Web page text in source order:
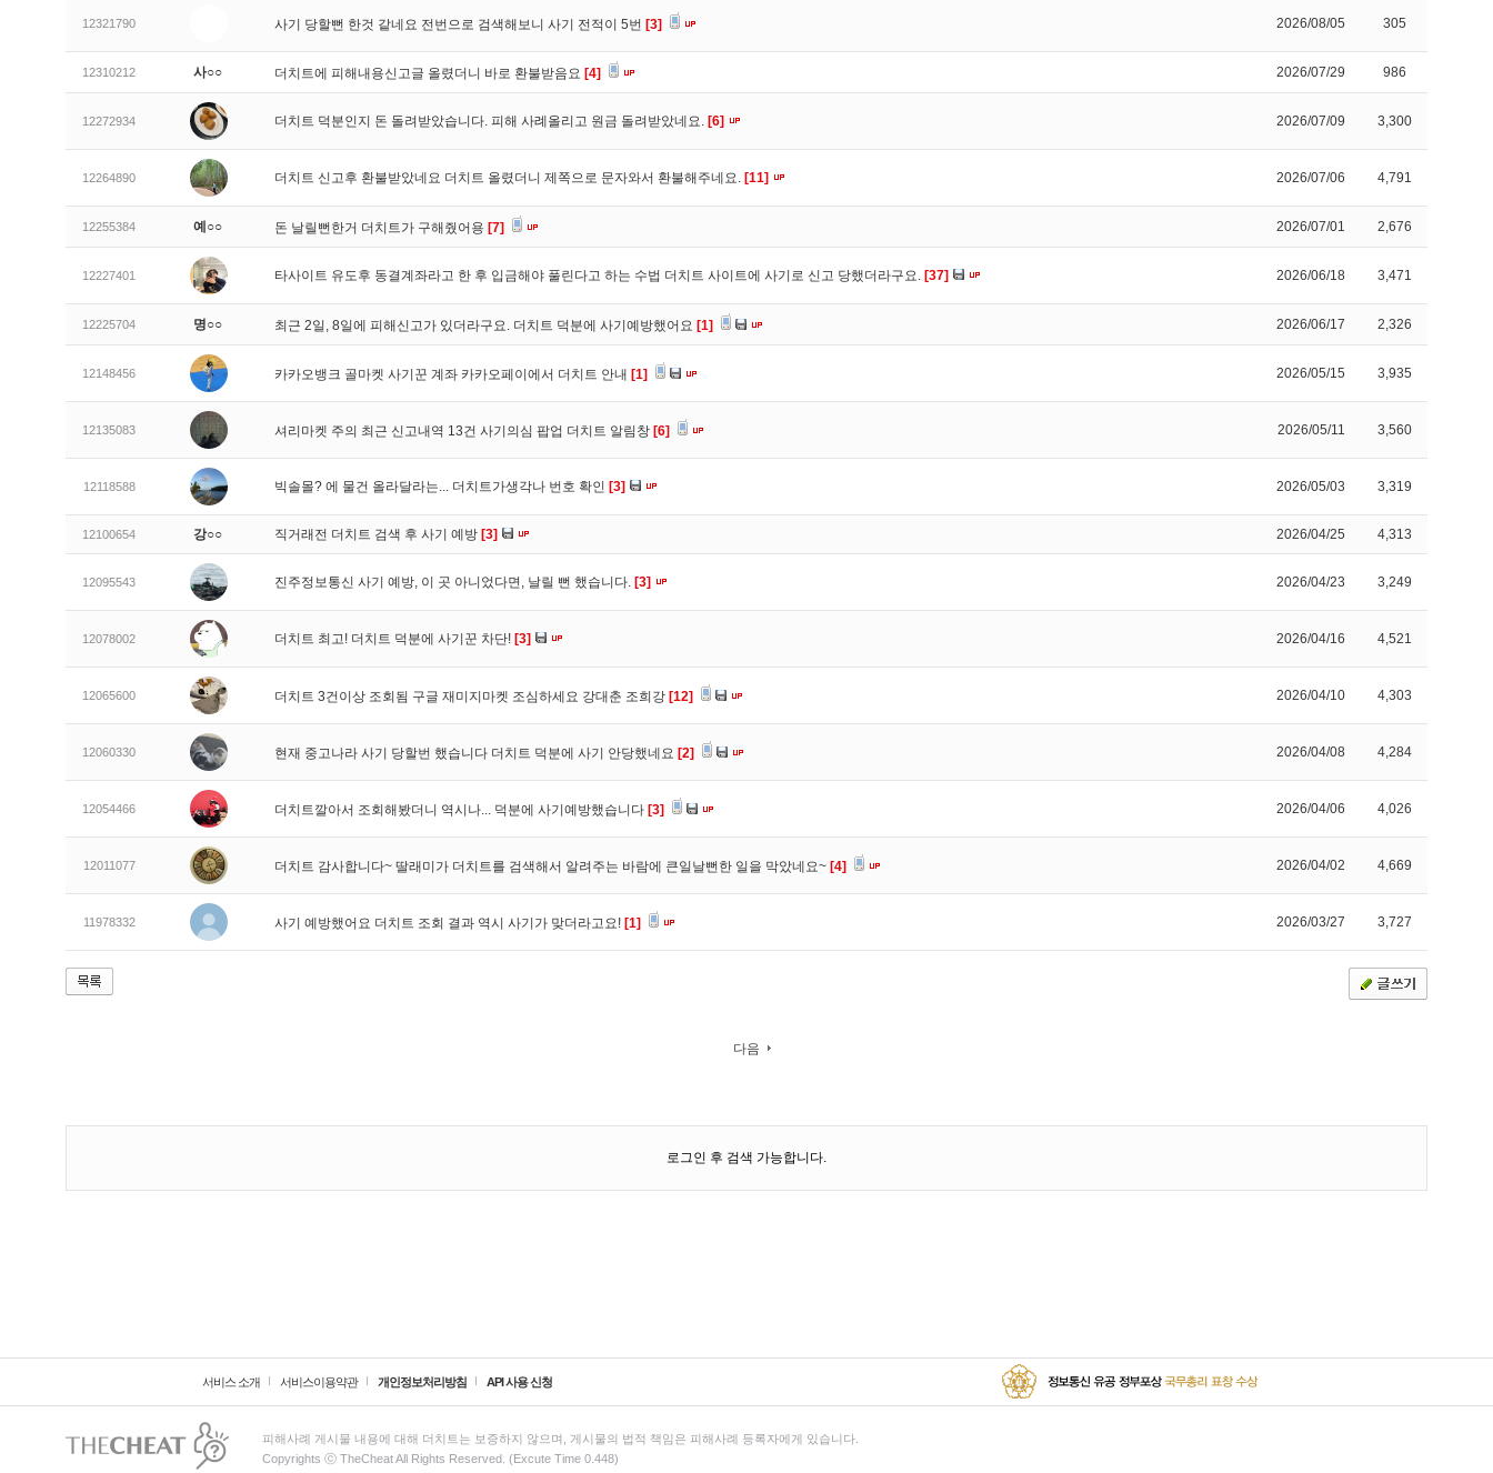
12321790 사기 당할뻔 한것 같네요 전번으로 검색해보니 사기 전적이 5번 [3] 2026/08/05 305
12310212 사○○ 더치트에 피해내용신고글 올렸더니 바로 환불받음요 [4] 2026/07/29 986
12272934 더치트 덕분인지 돈 돌려받았습니다. 피해 사례올리고 원금 돌려받았네요. [6] 2026/07/09 3,300
12264890 더치트 신고후 환불받았네요 더치트 올렸더니 제쪽으로 문자와서 환불해주네요. [11] 2026/07/06 4,791
12255384 예○○ 돈 날릴뻔한거 더치트가 구해줬어용 [7] 2026/07/01 2,676
12227401 타사이트 유도후 동결계좌라고 한 후 입금해야 풀린다고 하는 수법 더치트 사이트에 사기로 신고 당했더라구요. [37] 2026/06/18 3,471
12225704 명○○ 최근 2일, 8일에 피해신고가 있더라구요. 더치트 덕분에 사기예방했어요 [1] 2026/06/17 2,326
12148456 카카오뱅크 골마켓 사기꾼 계좌 카카오페이에서 더치트 안내 [1] 2026/05/15 3,935
12135083 셔리마켓 주의 최근 신고내역 13건 사기의심 팝업 더치트 알림창 [6] 2026/05/11 3,560
12118588 빅솔몰? 에 물건 올라달라는... 더치트가생각나 번호 확인 [3] 2026/05/03 3,319
12100654 강○○ 직거래전 더치트 검색 후 사기 예방 [3] 2026/04/25 4,313
12095543 진주정보통신 사기 예방, 이 곳 아니었다면, 날릴 뻔 했습니다. [3] 2026/04/23 3,249
12078002 더치트 최고! 더치트 덕분에 사기꾼 차단! [3] 2026/04/16 4,521
12065600 더치트 3건이상 조회됨 구글 재미지마켓 조심하세요 강대춘 조희강 [12] 2026/04/10 4,303
12060330 현재 중고나라 사기 당할번 했습니다 더치트 덕분에 사기 안당했네요 [2] 2026/04/08 4,284
12054466 더치트깔아서 조회해봤더니 역시나... 덕분에 사기예방했습니다 [3] 2026/04/06 4,026
12011077 더치트 감사합니다~ 딸래미가 더치트를 검색해서 알려주는 바람에 큰일날뻔한 일을 막았네요~ [4] 2026/04/02 4,669
11978332 사기 예방했어요 더치트 조회 결과 역시 사기가 맞더라고요! [1] 2026/03/27 3,727
다음
로그인 후 검색 가능합니다.
서비스 소개 서비스이용약관 개인정보처리방침 API 사용 신청
피해사례 게시물 내용에 대해 더치트는 보증하지 않으며, 게시물의 법적 책임은 피해사례 등록자에게 있습니다.
Copyrights ⓒ TheCheat All Rights Reserved. (Excute Time 0.448)